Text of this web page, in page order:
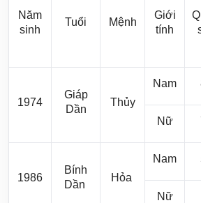
Năm
sinh
Tuổi Mệnh
Giới
tính
1974
Giáp
Dần
Thủy
Nam
Nữ
1986
Bính
Dần
Hỏa
Nam
Nữ